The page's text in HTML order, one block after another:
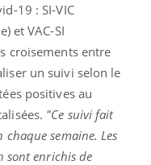
19 : SI-VIC
et VAC-SI
croisements entre
un suivi selon le
positives au
"Ce suivi fait
semaine. Les
sont enrichis de